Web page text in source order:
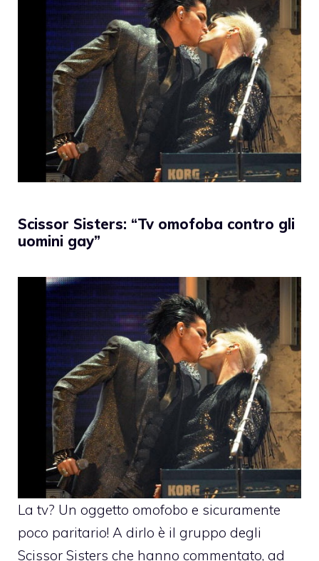
Scissor Sisters: “Tv omofoba contro gli
uomini gay”
La tv? Un oggetto omofobo e sicuramente
poco paritario! A dirlo è il gruppo degli
Scissor Sisters che hanno commentato, ad